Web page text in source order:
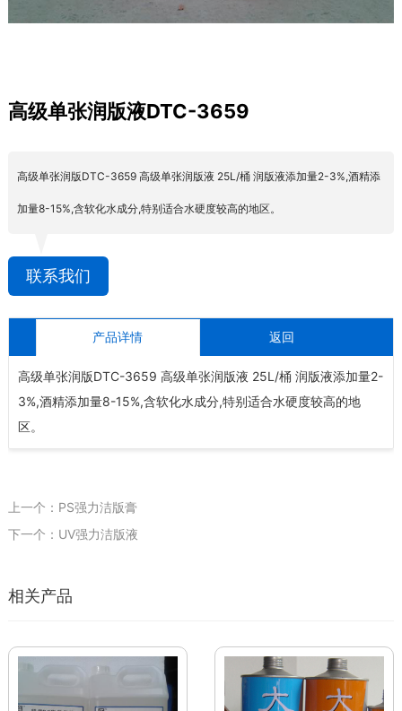
高级单张润版液DTC-3659
高级单张润版DTC-3659 高级单张润版液 25L/桶 润版液添加量2-3%,酒精添
加量8-15%,含软化水成分,特别适合水硬度较高的地区。
联系我们
产品详情 返回
高级单张润版DTC-3659 高级单张润版液 25L/桶 润版液添加量2-
3%,酒精添加量8-15%,含软化水成分,特别适合水硬度较高的地
区。
上一个：PS强力洁版膏
下一个：UV强力洁版液
相关产品